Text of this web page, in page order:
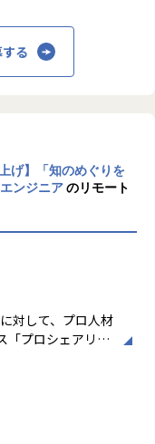
でプロジェクト
ンを一手にお任せ
ながら進めていた
ジニア7名(うち業
ンバーが多く活
/運用を担うコーポ
モート勤務も可
ム合宿の参加は
）の豊富なプロ
多様な業界・業
テーマに対し
・CxOや、新進
を牽引してきた
富な経験・知見
な方々であり、
実績は5,617社
4月末時点）
い人材活用モデ
ョン実現に向け
現を一層加速さ
ループへ参画し
る
げ】「知のめぐりを
ンジニアのリモート
対して、プロ人材
「プロシェアリン
して迎え、プロシ
向上を目的に、同
ます。本ポジシ
じめ、今後のAI